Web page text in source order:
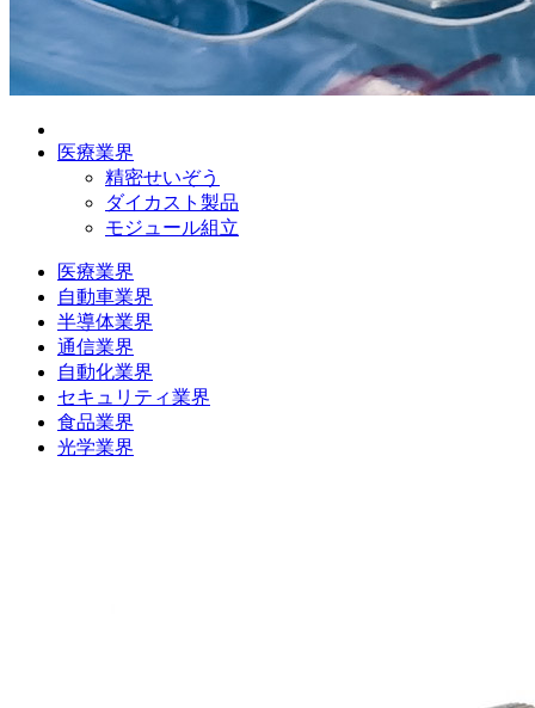
医療業界
精密せいぞう
ダイカスト製品
モジュール組立
医療業界
自動車業界
半導体業界
通信業界
自動化業界
セキュリティ業界
食品業界
光学業界